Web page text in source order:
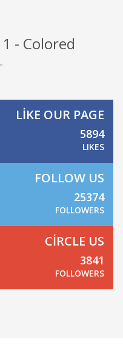
- Colored
LIKE OUR PAGE
5894
LIKES
FOLLOW US
25374
FOLLOWERS
CIRCLE US
3841
FOLLOWERS